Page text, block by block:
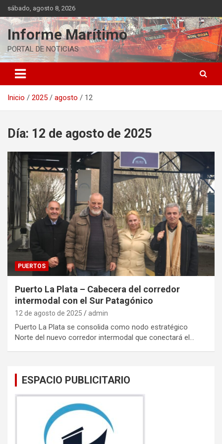
Saltar
al
contenido
sábado, agosto 8, 2026
Informe Marítimo
PORTAL DE NOTICIAS
Inicio 2025 agosto 12
Día: 12 de agosto de 2025
PUERTOS
Puerto La Plata – Cabecera del corredor
intermodal con el Sur Patagónico
12 de agosto de 2025 admin
Puerto La Plata se consolida como nodo estratégico
Norte del nuevo corredor intermodal que conectará el…
ESPACIO PUBLICITARIO